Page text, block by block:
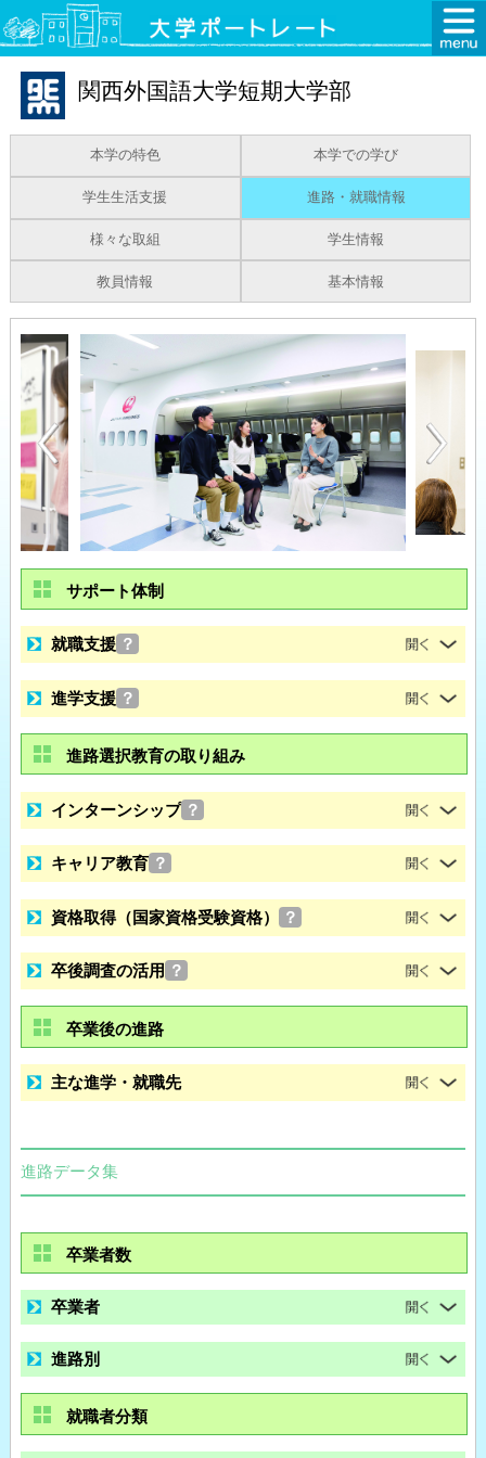
関西外国語大学短期大学部
本学の特色 本学での学び
学生生活支援 進路・就職情報
様々な取組 学生情報
教員情報 基本情報
サポート体制
就職支援 ？
進学支援 ？
進路選択教育の取り組み
インターンシップ ？
キャリア教育 ？
資格取得（国家資格受験資格） ？
卒後調査の活用 ？
卒業後の進路
主な進学・就職先
進路データ集
卒業者数
卒業者
進路別
就職者分類